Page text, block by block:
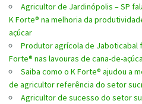
Agricultor de Jardinópolis – SP
K Forte® na melhoria da
açúcar
Produtor agrícola de Jaboticabal
Forte® nas lavouras de cana-de-
Saiba como o K Forte® ajudou a
de agricultor referência do setor
Agricultor de sucesso do setor